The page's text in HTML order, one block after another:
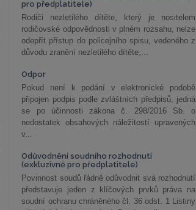
pro předplatitele)
Rodiči nezletilého dítěte, který je nositelem
rodičovské odpovědnosti v plném rozsahu, nelze
odepřít přístup do policejního spisu, vedeného z
důvodu zranění nezletilého dítěte,...
Odpor
Pokud není k podání v elektronické podobě
připojen podpis podle zvláštních předpisů, jedná
se po účinnosti zákona č. 298/2016 Sb. o
nedostatek obsahových náležitostí upravených
v...
Odůvodnění soudního rozhodnutí
(exkluzivně pro předplatitele)
Povinnost soudů řádně odůvodnit svá rozhodnutí
představuje jeden z klíčových prvků práva na
soudní ochranu chráněného čl. 36 odst. 1 Listiny